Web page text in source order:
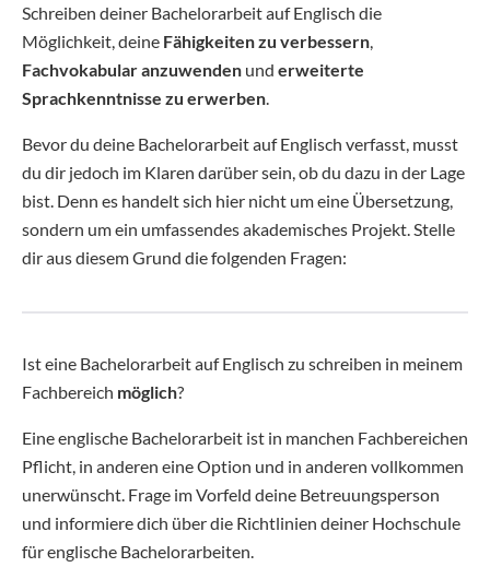
Schreiben deiner Bachelorarbeit auf Englisch die
Möglichkeit, deine Fähigkeiten zu verbessern,
Fachvokabular anzuwenden und erweiterte
Sprachkenntnisse zu erwerben.
Bevor du deine Bachelorarbeit auf Englisch verfasst, musst
du dir jedoch im Klaren darüber sein, ob du dazu in der Lage
bist. Denn es handelt sich hier nicht um eine Übersetzung,
sondern um ein umfassendes akademisches Projekt. Stelle
dir aus diesem Grund die folgenden Fragen:
Ist eine Bachelorarbeit auf Englisch zu schreiben in meinem
Fachbereich möglich?
Eine englische Bachelorarbeit ist in manchen Fachbereichen
Pflicht, in anderen eine Option und in anderen vollkommen
unerwünscht. Frage im Vorfeld deine Betreuungsperson
und informiere dich über die Richtlinien deiner Hochschule
für englische Bachelorarbeiten.